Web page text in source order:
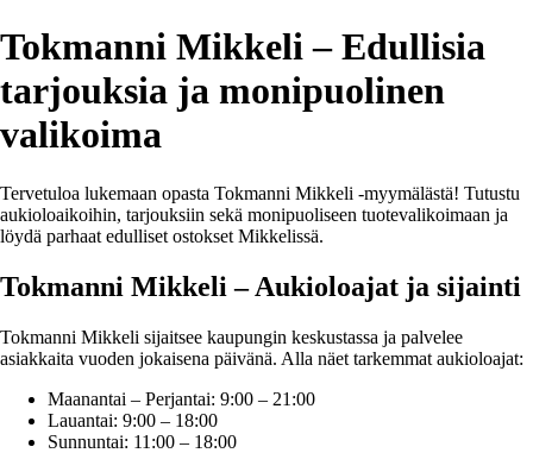
Tokmanni Mikkeli – Edullisia
tarjouksia ja monipuolinen
valikoima
Tervetuloa lukemaan opasta Tokmanni Mikkeli -myymälästä! Tutustu
aukioloaikoihin, tarjouksiin sekä monipuoliseen tuotevalikoimaan ja
löydä parhaat edulliset ostokset Mikkelissä.
Tokmanni Mikkeli – Aukioloajat ja sijainti
Tokmanni Mikkeli sijaitsee kaupungin keskustassa ja palvelee
asiakkaita vuoden jokaisena päivänä. Alla näet tarkemmat aukioloajat:
Maanantai – Perjantai: 9:00 – 21:00
Lauantai: 9:00 – 18:00
Sunnuntai: 11:00 – 18:00